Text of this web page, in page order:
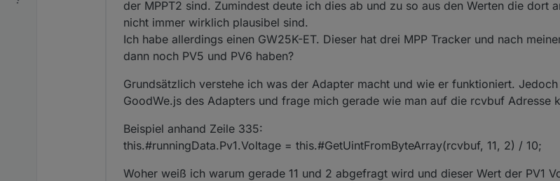
der MPPT2 sind. Zumindest deute ich dies ab und zu so aus den Werten die dort
nicht immer wirklich plausibel sind.
Ich habe allerdings einen GW25K-ET. Dieser hat drei MPP Tracker und nach
dann noch PV5 und PV6 haben?
Grundsätzlich verstehe ich was der Adapter macht und wie er funktioniert.
GoodWe.js des Adapters und frage mich gerade wie man auf die rcvbuf Adresse
Beispiel anhand Zeile 335:
this.#runningData.Pv1.Voltage = this.#GetUintFromByteArray(rcvbuf, 11, 2) / 10;
Woher weiß ich warum gerade 11 und 2 abgefragt wird und dieser Wert der PV1